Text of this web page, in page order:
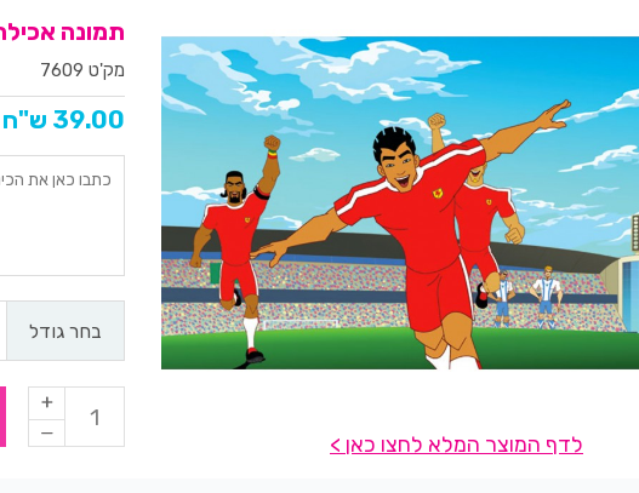
לדף המוצר המלא לחצו כאן >
תמונה אכילה
מק'ט 7609
39.00 ש"ח
בחר גודל